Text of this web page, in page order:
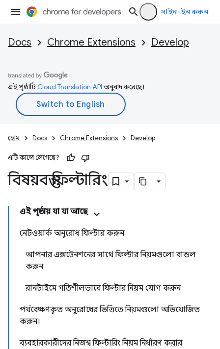
সাইন-ইন করুন
Docs Chrome Extensions Develop
এই পৃষ্ঠাটিCloud Translation APIঅনুবাদ করেছে।
হোম Docs Chrome Extensions Develop
এটি কাজে লেগেছে?
বিষয়বস্তু ফিল্টারিং
এই পৃষ্ঠায় যা যা আছে
নেটওয়ার্ক অনুরোধ ফিল্টার করুন
আপনার এক্সটেনশনের সাথে ফিল্টার নিয়মগুলো বান্ডল
করুন
রানটাইমে গতিশীলভাবে ফিল্টার নিয়ম যোগ করুন
পর্যবেক্ষণকৃত অনুরোধের ভিত্তিতে নিয়মগুলো অভিযোজিত
করুন।
ব্যবহারকারীদের নিজস্ব ফিল্টারিং নিয়ম নির্ধারণ করার